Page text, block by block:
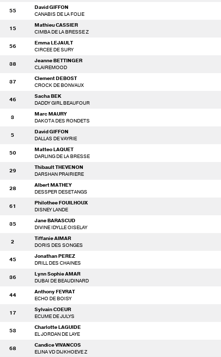
55
David GIFFON
CANABIS DE LA FOLIE
15
Mathieu CASSIER
CIMBA DE LA BRESSE Z
56
Emma LEJAULT
CIRCEE DE SURY
38
Jeanne BETTINGER
CLAIREMOOD
37
Clement DEBOST
CROCK DE BONVAUX
46
Sacha BEK
DADDY GIRL BEAUFOUR
3
Marc MAURY
DAKOTA DES RONDETS
5
David GIFFON
DALLAS DE VAYRIE
50
Matteo LAQUET
DARLING DE LA BRESSE
29
Thibault THEVENON
DARSHAN PRAIRIERE
28
Albert MATHEY
DESSPER DESETANGS
61
Philothee FOUILHOUX
DISNEY LANDE
35
Jane BARASCUD
DIVINE IDYLLE OISELAY
2
Tiffanie AIMAR
DORIS DES SONGES
45
Jonathan PEREZ
DRILL DES CHAINES
36
Lynn Sophie AMAR
DUBAI DE BEAUDINARD
44
Anthony FEVRAT
ECHO DE BOISY
17
Sylvain COEUR
ECUME DE JULYS
53
Charlotte LAGUIDE
EL JORDAN DE LAYE
68
Candice VIVANCOS
ELINA VD DIJKHOEVE Z